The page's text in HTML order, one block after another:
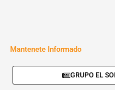
Mantenete Informado
GRUPO EL